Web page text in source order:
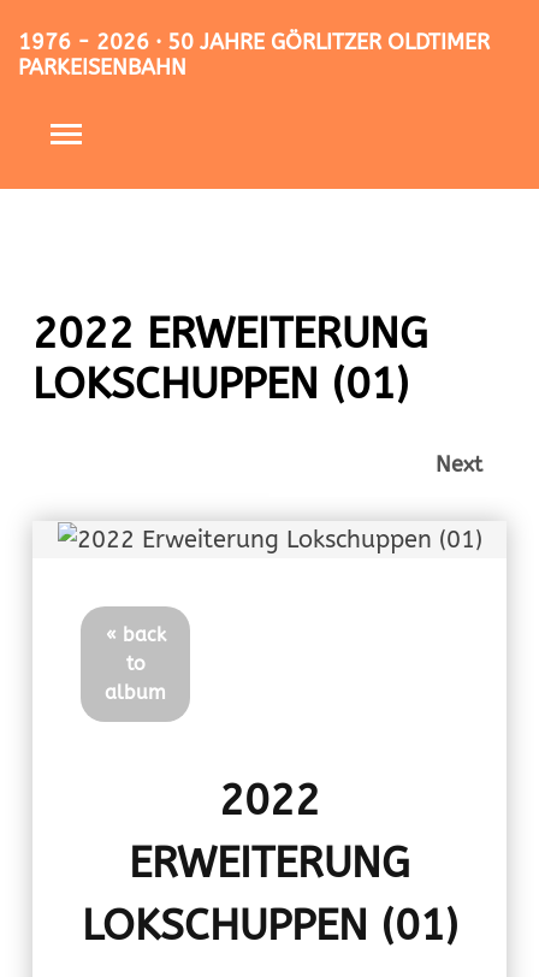
1976 - 2026 · 50 JAHRE GÖRLITZER OLDTIMER
PARKEISENBAHN
2022 ERWEITERUNG
LOKSCHUPPEN (01)
Next
« back
to
album
2022
ERWEITERUNG
LOKSCHUPPEN (01)